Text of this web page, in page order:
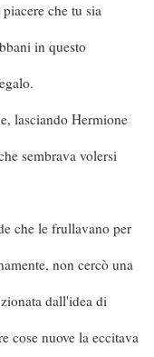
che tu sia
in questo
lasciando Hermione
sembrava volersi
che le frullavano per
non cercò una
dall'idea di
cose nuove la eccitava